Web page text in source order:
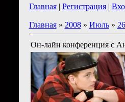
Главная| Регистрация|
Главная» 2008 » Июль » 26
Он-лайн конференция с